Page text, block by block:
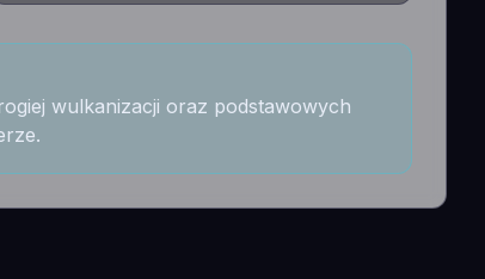
wulkanizacji oraz podstawowych